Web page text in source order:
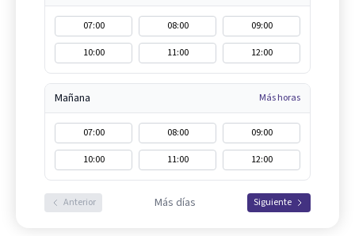
07:00 08:00
09:00
10:00
11:00 12:00
Mañana Más horas
07:00 08:00
09:00
10:00
11:00 12:00
Anterior Más días Siguiente